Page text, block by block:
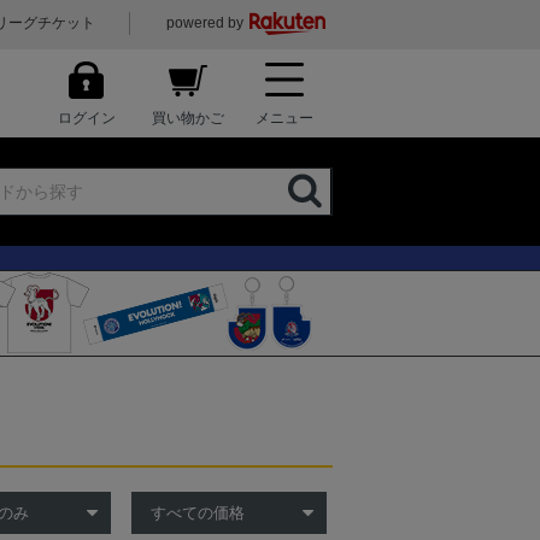
ーグチケット powered by
ログイン 買い物かご メニュー